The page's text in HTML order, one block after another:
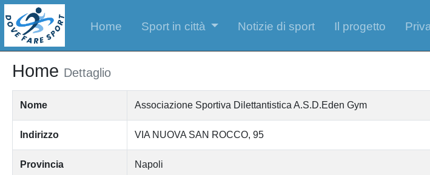
Home Sport in città Notizie di sport Il progetto
Home Dettaglio
Nome Associazione Sportiva Dilettantistica A.S.D.Eden Gym
Indirizzo VIA NUOVA SAN ROCCO, 95
Provincia Napoli